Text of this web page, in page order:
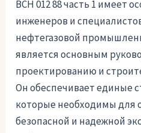
ВСН 012 88 часть 1 имеет
инженеров и
нефтегазовой
является основным
проектированию и
Он обеспечивает единые
которые необходимы для
безопасной и надежной